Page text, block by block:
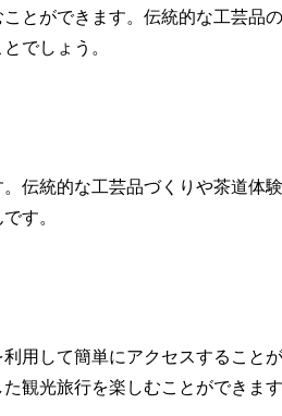
とができます。伝統的な工芸品
でしょう。
伝統的な工芸品づくりや茶道体
す。
用して簡単にアクセスすること
観光旅行を楽しむことができます